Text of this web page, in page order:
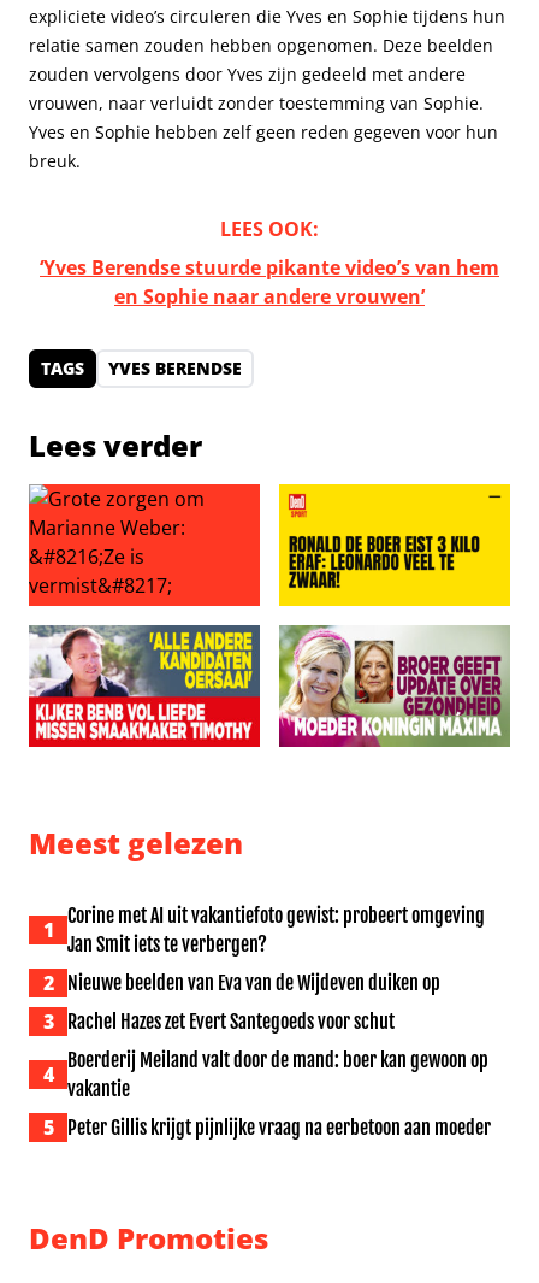
expliciete video’s circuleren die Yves en Sophie tijdens hun
relatie samen zouden hebben opgenomen. Deze beelden
zouden vervolgens door Yves zijn gedeeld met andere
vrouwen, naar verluidt zonder toestemming van Sophie.
Yves en Sophie hebben zelf geen reden gegeven voor hun
breuk.
LEES OOK:
‘Yves Berendse stuurde pikante video’s van hem
en Sophie naar andere vrouwen’
TAGS YVES BERENDSE
Lees verder
Grote zorgen om Marianne Weber: ‘Ze is vermist’
Ronald de Boer eist 3 kilo
Meest gelezen
1
Corine met AI uit vakantiefoto gewist: probeert omgeving
Jan Smit iets te verbergen?
2 Nieuwe beelden van Eva van de Wijdeven duiken op
3 Rachel Hazes zet Evert Santegoeds voor schut
4
Boerderij Meiland valt door de mand: boer kan gewoon op
vakantie
5 Peter Gillis krijgt pijnlijke vraag na eerbetoon aan moeder
DenD Promoties